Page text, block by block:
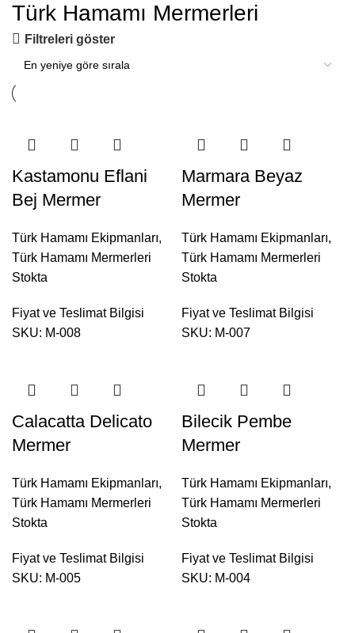
Türk Hamamı Mermerleri
Filtreleri göster
Kastamonu Eflani
Bej Mermer
Türk Hamamı Ekipmanları,
Türk Hamamı Mermerleri
Stokta
Fiyat ve Teslimat Bilgisi
SKU: M-008
Marmara Beyaz
Mermer
Türk Hamamı Ekipmanları,
Türk Hamamı Mermerleri
Stokta
Fiyat ve Teslimat Bilgisi
SKU: M-007
Calacatta Delicato
Mermer
Türk Hamamı Ekipmanları,
Türk Hamamı Mermerleri
Stokta
Fiyat ve Teslimat Bilgisi
SKU: M-005
Bilecik Pembe
Mermer
Türk Hamamı Ekipmanları,
Türk Hamamı Mermerleri
Stokta
Fiyat ve Teslimat Bilgisi
SKU: M-004